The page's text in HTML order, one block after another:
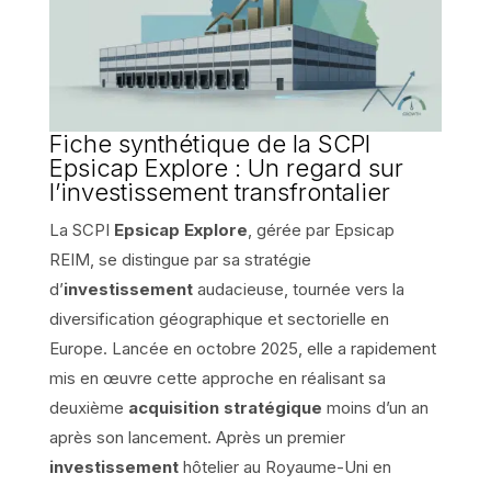
Fiche synthétique de la SCPI
Epsicap Explore : Un regard sur
l’investissement transfrontalier
La SCPI Epsicap Explore, gérée par Epsicap
REIM, se distingue par sa stratégie
d’investissementaudacieuse, tournée vers la
diversification géographique et sectorielle en
Europe. Lancée en octobre 2025, elle a rapidement
mis en œuvre cette approche en réalisant sa
deuxième acquisition stratégique moins d’un an
après son lancement. Après un premier
investissementhôtelier au Royaume-Uni en